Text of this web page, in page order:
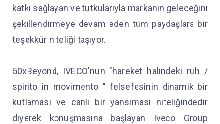
katkı sağlayan ve tutkularıyla markanın geleceğini
şekillendirmeye devam eden tüm paydaşlara bir
teşekkür niteliği taşıyor.
50xBeyond, IVECO'nun "hareket halindeki ruh /
spirito in movimento " felsefesinin dinamik bir
kutlaması ve canlı bir yansıması niteliğindedir
diyerek konuşmasına başlayan Iveco Group